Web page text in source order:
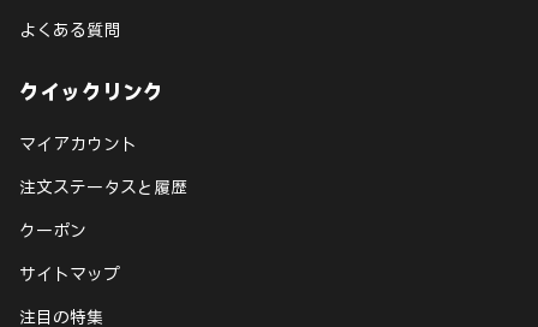
よくある質問
クイックリンク
マイアカウント
注文ステータスと履歴
クーポン
サイトマップ
注目の特集